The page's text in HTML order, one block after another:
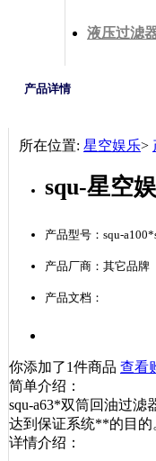
液压过滤
产品详情
所在位置: 星空娱乐>
squ-星空
产品型号：squ-
产品厂商：其它品牌
产品文档：
你添加了1件商品 查看
简单介绍：
squ-a63*双筒回油过
达到保证系统**的目的
详情介绍：